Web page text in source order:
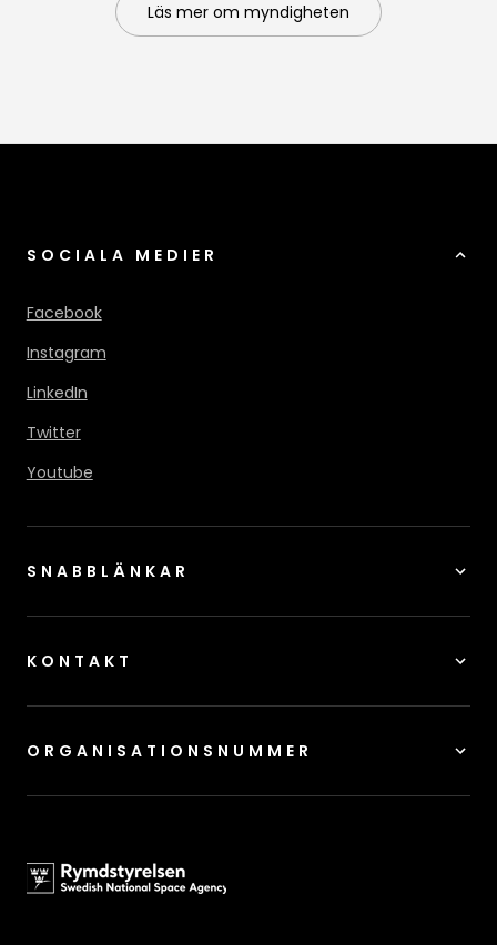
Läs mer om myndigheten
SOCIALA MEDIER
Facebook
Instagram
LinkedIn
Twitter
Youtube
SNABBLÄNKAR
KONTAKT
ORGANISATIONSNUMMER